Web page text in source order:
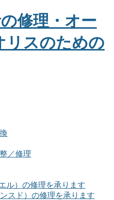
／修理
ル）の修理を承ります
スド）の修理を承ります